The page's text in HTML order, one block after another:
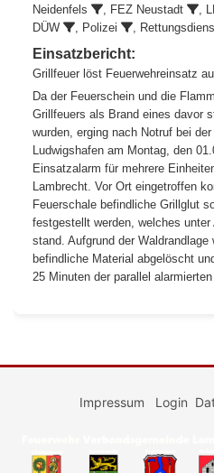
Neidenfels
, FEZ Neustadt ,
DÜW
, Polizei ,
Einsatzbericht:
Grillfeuer löst Feuerwehreinsatz
Da der Feuerschein und die
Grillfeuers als Brand eines davor
wurden, erging nach Notruf bei
Ludwigshafen am Montag, den
Einsatzalarm für mehrere
Lambrecht. Vor Ort eingetroffen
Feuerschale befindliche Grillglut
festgestellt werden, welches
stand. Aufgrund der
befindliche Material abgelöscht
25 Minuten der parallel
Impressum Login